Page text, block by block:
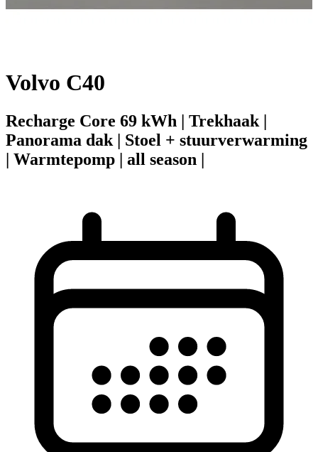
Volvo C40
Recharge Core 69 kWh | Trekhaak |
Panorama dak | Stoel + stuurverwarming
| Warmtepomp | all season |